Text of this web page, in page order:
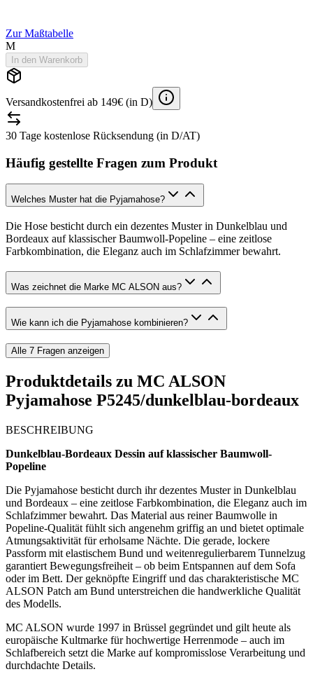
Zur Maßtabelle
M
In den Warenkorb
Versandkostenfrei ab 149€ (in D)
30 Tage kostenlose Rücksendung (in D/AT)
Häufig gestellte Fragen zum Produkt
Welches Muster hat die Pyjamahose?
Die Hose besticht durch ein dezentes Muster in Dunkelblau und
Bordeaux auf klassischer Baumwoll-Popeline – eine zeitlose
Farbkombination, die Eleganz auch im Schlafzimmer bewahrt.
Was zeichnet die Marke MC ALSON aus?
Wie kann ich die Pyjamahose kombinieren?
Alle 7 Fragen anzeigen
Produktdetails zu MC ALSON
Pyjamahose P5245/dunkelblau-bordeaux
BESCHREIBUNG
Dunkelblau-Bordeaux Dessin auf klassischer Baumwoll-
Popeline
Die Pyjamahose besticht durch ihr dezentes Muster in Dunkelblau
und Bordeaux – eine zeitlose Farbkombination, die Eleganz auch im
Schlafzimmer bewahrt. Das Material aus reiner Baumwolle in
Popeline-Qualität fühlt sich angenehm griffig an und bietet optimale
Atmungsaktivität für erholsame Nächte. Die gerade, lockere
Passform mit elastischem Bund und weitenregulierbarem Tunnelzug
garantiert Bewegungsfreiheit – ob beim Entspannen auf dem Sofa
oder im Bett. Der geknöpfte Eingriff und das charakteristische MC
ALSON Patch am Bund unterstreichen die handwerkliche Qualität
des Modells.
MC ALSON wurde 1997 in Brüssel gegründet und gilt heute als
europäische Kultmarke für hochwertige Herrenmode – auch im
Schlafbereich setzt die Marke auf kompromisslose Verarbeitung und
durchdachte Details.